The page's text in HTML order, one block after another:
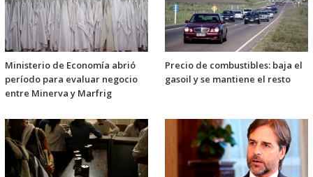
Ministerio de Economía abrió
período para evaluar negocio
entre Minerva y Marfrig
Precio de combustibles: baja el
gasoil y se mantiene el resto